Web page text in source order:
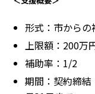
形式：市からの
上限額：200万
補助率：1/2
期間：契約締